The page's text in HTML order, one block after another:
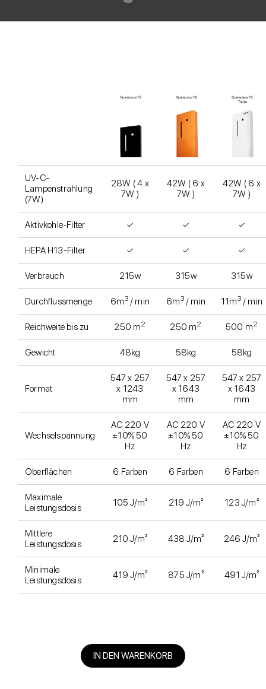
UV-C-
Lampenstrahlung
(7W)
28W ( 4 x
7W )
42W ( 6 x
7W )
42W ( 6 x
7W )
Aktivkohle-Filter ✓ ✓ ✓
HEPA H13-Filter ✓ ✓ ✓
Verbrauch 215w 315w 315w
Durchflussmenge 6m3/ min 6m3/ min 11m3/ min
Reichweite bis zu 250 m2 250 m2 500 m2
Gewicht 48kg 58kg 58kg
Format
547 x 257
x 1243
mm
547 x 257
x 1643
mm
547 x 257
x 1643
mm
Wechselspannung
AC 220 V
±10% 50
Hz
AC 220 V
±10% 50
Hz
AC 220 V
±10% 50
Hz
Oberflächen 6 Farben 6 Farben 6 Farben
Maximale
Leistungsdosis
105 J/m² 219 J/m² 123 J/m²
Mittlere
Leistungsdosis
210 J/m² 438 J/m² 246 J/m²
Minimale
Leistungsdosis
419 J/m² 875 J/m² 491 J/m²
IN DEN WARENKORB